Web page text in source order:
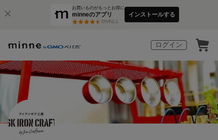
お買いものがもっとお得に
minneのアプリ
3万件以上
インストールする
ログイン